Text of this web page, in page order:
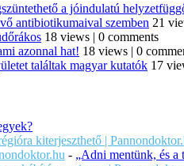
a jóindulatú
antibiotikumaival szemben 21
18 views | 0 comments
azonnal hat! 18 views | 0
találtak magyar kutatók 17
kiterjeszthető |
- „Adni mentünk, és a